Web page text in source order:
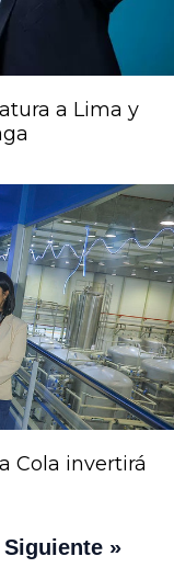
a Lima y
Cola invertirá
Siguiente »